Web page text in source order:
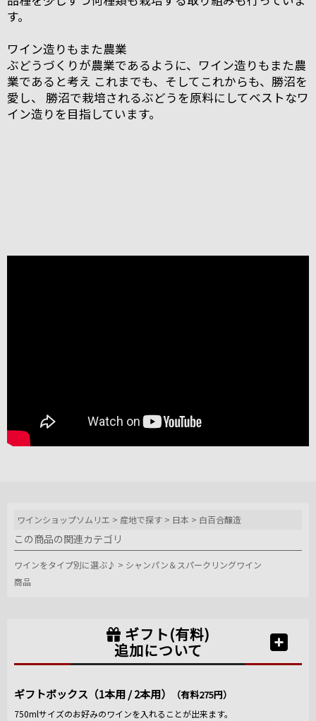
す。
ワイン造りもまた農業
ぶどうづくりが農業であるように、ワイン造りもまた農
業であると考え これまでも、そしてこれからも、勝沼を
愛し、 勝沼で栽培されるぶどうを原料にしてベストなワ
イン造りを目指しています。
ワインショップソムリエ > 産地で探す > 日本 > 白百合醸造
この商品の関連カテゴリ
ワインをタイプ別に選ぶ♪ > シャンパン＆スパークリングワイン
商品
ギフト(有料)
追加について
ギフトボックス（1本用 / 2本用） （有料275円）
750mlサイズのお好みのワインを入れることが出来ます。